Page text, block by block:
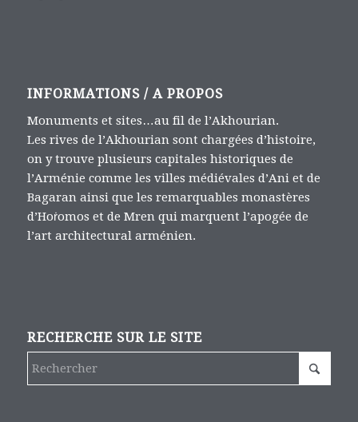
INFORMATIONS / A PROPOS
Monuments et sites…au fil de l’Akhourian.
Les rives de l’Akhourian sont chargées d’histoire,
on y trouve plusieurs capitales historiques de
l’Arménie comme les villes médiévales d’Ani et de
Bagaran ainsi que les remarquables monastères
d’Hoṙomos et de Mren qui marquent l’apogée de
l’art architectural arménien.
RECHERCHE SUR LE SITE